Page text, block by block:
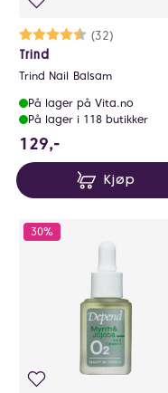
Karakter:
(32)
4.7 av 5 mulige
Trind
Trind Nail Balsam
På lager på Vita.no
På lager i 118 butikker
129,-
Kjøp
30%